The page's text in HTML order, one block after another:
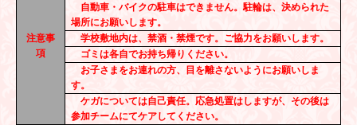
注意事
項
自動車・バイクの駐車はできません。駐輪は、決められた
場所にお願いします。
学校敷地内は、禁酒・禁煙です。ご協力をお願いします。
ゴミは各自でお持ち帰りください。
お子さまをお連れの方、目を離さないようにお願いしま
す。
ケガについては自己責任。応急処置はしますが、その後は
参加チームにてケアしてください。